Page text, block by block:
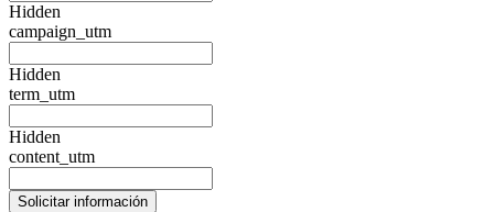
Hidden
campaign_utm
Hidden
term_utm
Hidden
content_utm